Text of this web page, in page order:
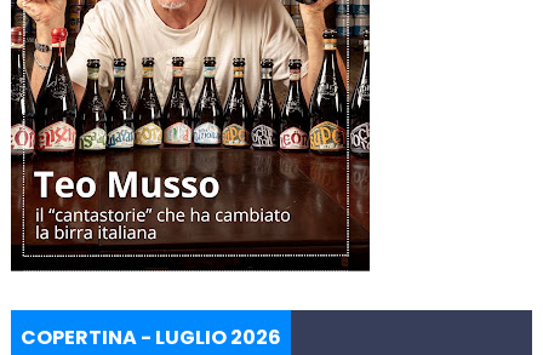
COPERTINA - LUGLIO 2026